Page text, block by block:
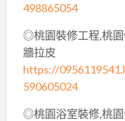
498865054
◎桃園裝修工程,桃
牆拉皮
https://
590605024
◎桃園浴室裝修,桃